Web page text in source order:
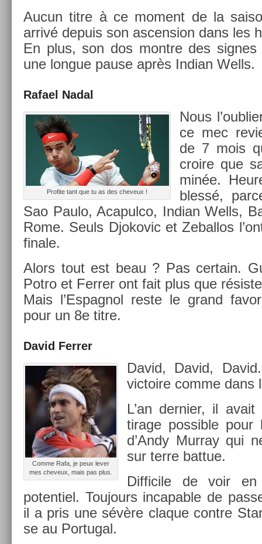
Aucun titre à ce mo­ment de la
arrivé de­puis son as­cens­ion dans les
En plus, son dos montre des sig­nes
une lon­gue pause après In­dian Wells.
Rafael Nadal
Pro­fite tant que tu as des cheveux !
Nous
ce mec
de 7 mois
croire que
minée.
blessé,
Sao Paulo, Acapul­co, In­dian Wells,
Rome. Seuls Djokovic et Zebal­los
fin­ale.
Alors tout est beau ? Pas cer­tain.
Potro et Ferr­er ont fait plus que
Mais l’Es­pagnol reste le grand
pour un 8e titre.
David Ferr­er
Comme Rafa, je peux lever
mes cheveux, mais pas plus.
David, David,
vic­toire comme dans
L’an de­rni­er, il
tirage pos­sible
d’Andy Mur­ray qui
sur terre bat­tue.
Dif­ficile de voir
poten­tiel. Toujours in­cap­able de
il a pris une sévère claque con­tre
se au Por­tug­al.